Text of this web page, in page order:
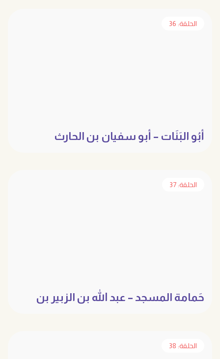
الحلقة: 36
أبُو البَنَات – أبو سفيان بن الحارث
الحلقة: 37
حَمامة المسجد – عبد الله بن الزبير بن
الحلقة: 38